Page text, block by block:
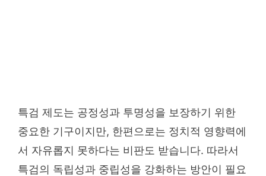
특검 제도는 공정성과 투명성을 보장하기 위한
중요한 기구이지만, 한편으로는 정치적 영향력에
서 자유롭지 못하다는 비판도 받습니다. 따라서
특검의 독립성과 중립성을 강화하는 방안이 필요